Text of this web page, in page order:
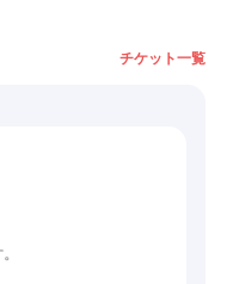
チケット一覧